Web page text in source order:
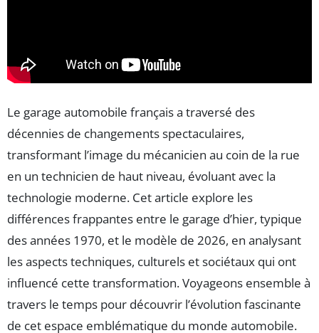
Le garage automobile français a traversé des
décennies de changements spectaculaires,
transformant l’image du mécanicien au coin de la rue
en un technicien de haut niveau, évoluant avec la
technologie moderne. Cet article explore les
différences frappantes entre le garage d’hier, typique
des années 1970, et le modèle de 2026, en analysant
les aspects techniques, culturels et sociétaux qui ont
influencé cette transformation. Voyageons ensemble à
travers le temps pour découvrir l’évolution fascinante
de cet espace emblématique du monde automobile.